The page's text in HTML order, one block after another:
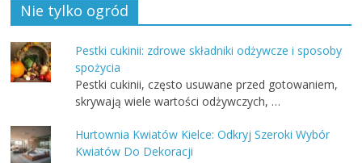
Nie tylko ogród
Pestki cukinii: zdrowe składniki odżywcze i sposoby
spożycia
Pestki cukinii, często usuwane przed gotowaniem,
skrywają wiele wartości odżywczych, …
Hurtownia Kwiatów Kielce: Odkryj Szeroki Wybór
Kwiatów Do Dekoracji